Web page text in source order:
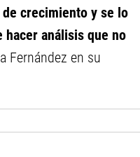
crecimiento y se lo
hacer análisis que no
Fernández en su